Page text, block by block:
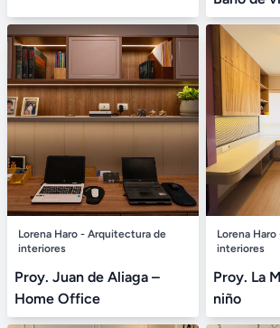
Lorena Haro - Arquitectura de
interiores
Proy. Juan de Aliaga –
Home Office
Lorena
interiores
Proy. La
niño